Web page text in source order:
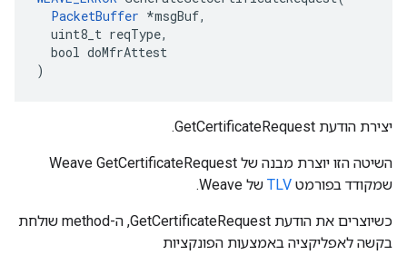
PacketBuffer *msgBuf,
  uint8_t reqType,
  bool doMfrAttest
)
יצירת הודעת GetCertificateRequest.
השיטה הזו יוצרת מבנה של Weave GetCertificateRequest
שמקודד בפורמט TLV של Weave.
כשיוצרים את הודעת GetCertificateRequest, ה-method שולחת
בקשה לאפליקציה באמצעות הפונקציות